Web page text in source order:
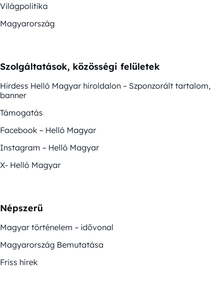
Világpolitika
Magyarország
Szolgáltatások, közösségi felületek
Hirdess Helló Magyar híroldalon – Szponzorált tartalom,
banner
Támogatás
Facebook – Helló Magyar
Instagram – Helló Magyar
X- Helló Magyar
Népszerű
Magyar történelem – idővonal
Magyarország Bemutatása
Friss hírek